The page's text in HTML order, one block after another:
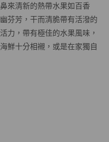
來清新的熱帶水果如百香
芬芳，干而清脆帶有活潑的
力，帶有極佳的水果風味，
鮮十分相襯，或是在家獨自